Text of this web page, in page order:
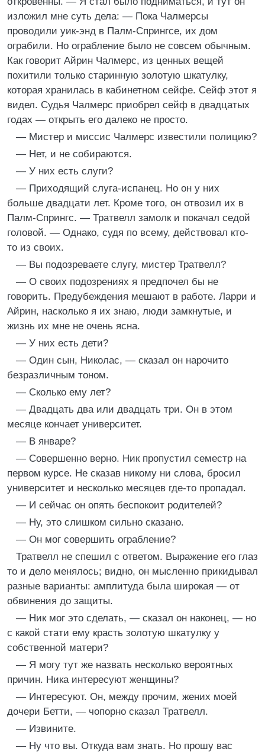
изложил мне суть дела: — Пока Чалмерсы
проводили уик-энд в Палм-Спрингсе, их дом
ограбили. Но ограбление было не совсем обычным.
Как говорит Айрин Чалмерс, из ценных вещей
похитили только старинную золотую шкатулку,
которая хранилась в кабинетном сейфе. Сейф этот я
видел. Судья Чалмерс приобрел сейф в двадцатых
годах — открыть его далеко не просто.
— Мистер и миссис Чалмерс известили полицию?
— Нет, и не собираются.
— У них есть слуги?
— Приходящий слуга-испанец. Но он у них
больше двадцати лет. Кроме того, он отвозил их в
Палм-Спрингс. — Тратвелл замолк и покачал седой
головой. — Однако, судя по всему, действовал кто-
то из своих.
— Вы подозреваете слугу, мистер Тратвелл?
— О своих подозрениях я предпочел бы не
говорить. Предубеждения мешают в работе. Ларри и
Айрин, насколько я их знаю, люди замкнутые, и
жизнь их мне не очень ясна.
— У них есть дети?
— Один сын, Николас, — сказал он нарочито
безразличным тоном.
— Сколько ему лет?
— Двадцать два или двадцать три. Он в этом
месяце кончает университет.
— В январе?
— Совершенно верно. Ник пропустил семестр на
первом курсе. Не сказав никому ни слова, бросил
университет и несколько месяцев где-то пропадал.
— И сейчас он опять беспокоит родителей?
— Ну, это слишком сильно сказано.
— Он мог совершить ограбление?
Тратвелл не спешил с ответом. Выражение его глаз
то и дело менялось; видно, он мысленно прикидывал
разные варианты: амплитуда была широкая — от
обвинения до защиты.
— Ник мог это сделать, — сказал он наконец, — но
с какой стати ему красть золотую шкатулку у
собственной матери?
— Я могу тут же назвать несколько вероятных
причин. Ника интересуют женщины?
— Интересуют. Он, между прочим, жених моей
дочери Бетти, — чопорно сказал Тратвелл.
— Извините.
— Ну что вы. Откуда вам знать. Но прошу вас